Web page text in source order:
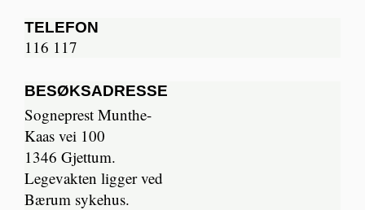
TELEFON
116 117
BESØKSADRESSE
Sogneprest Munthe-
Kaas vei 100
1346 Gjettum.
Legevakten ligger ved
Bærum sykehus.